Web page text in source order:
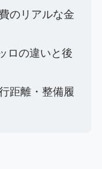
のリアルな金
ロの違いと後
距離・整備履